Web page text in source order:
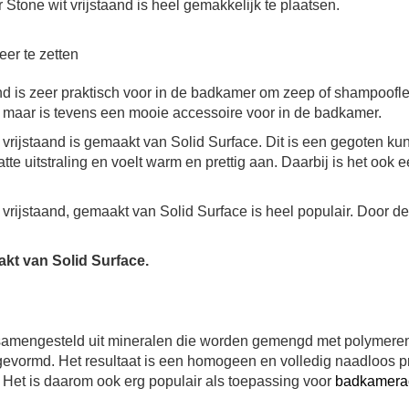
Stone wit vrijstaand is heel gemakkelijk te plaatsen.
te zetten
is zeer praktisch voor in de badkamer om zeep of
is tevens een mooie accessoire voor in de badkamer.
is gemaakt van Solid Surface. Dit is een gegoten
uitstraling en voelt warm en prettig aan. Daarbij is het ook
gemaakt van Solid Surface is heel populair. Door
van Solid Surface.
uit mineralen die worden gemengd met
Het resultaat is een homogeen en volledig naadloos
is daarom ook erg populair als toepassing voor